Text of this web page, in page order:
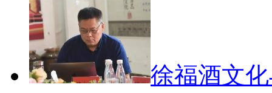
徐福酒文